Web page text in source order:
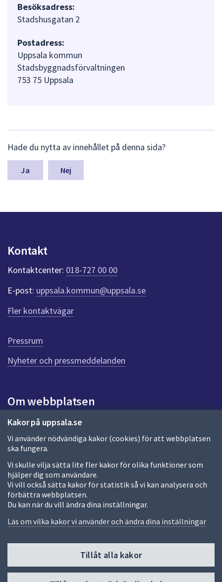
Kakor på uppsala.se
Vi använder nödvändiga kakor (cookies) för att webbplatsen
ska fungera.
Vi skulle vilja sätta lite fler kakor för olika funktioner som
hjälper dig som användare.
Vi vill också sätta kakor för statistik så vi kan analysera och
förbättra webbplatsen.
Du kan när du vill ändra dina inställningar.
Läs om vilka kakor vi använder och ändra dina inställningar
Tillåt alla kakor
Besöksadress:
Stadshusgatan 2
Postadress:
Uppsala kommun
Stadsbyggnadsförvaltningen
753 75 Uppsala
ä
m
a
n
k
e
r
f
ö
r
e
n
n
a
d
a
Hade du nytta av innehållet på denna sida?
Nej
Kontakt
Kontaktcenter: 018-727 00 00
E-post: uppsala.kommun@uppsala.se
Fler kontaktvägar
Pressrum
Nyheter och pressmeddelanden
Om webbplatsen
Om webbplatsen
Allmänna handlingar och diarium
Behandling av personuppgifter
Kakor
Språk (other languages)
Tillgänglighetsredogörelse
Fler sätt att följa oss